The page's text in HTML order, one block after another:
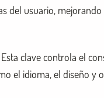
del usuario,
Esta clave controla el
el idioma, el diseño y